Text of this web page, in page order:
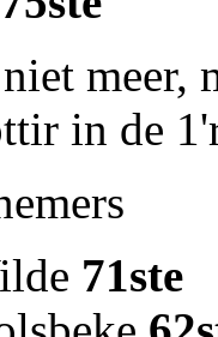
meer,
in de
71ste